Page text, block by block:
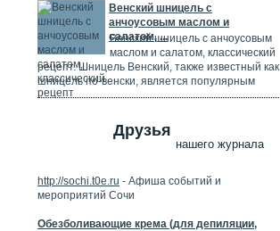
Венский шницель с
анчоусовым маслом и
салатом, ...
Венский шницель с анчоусовым
маслом и салатом, классический
рецепт. Шницель Венский, также известный как
шницель по-венски, является популярным
Друзья
нашего журнала
http://sochi.t0e.ru - Афиша событий и
мероприятий Сочи
Обезболивающие крема (для депиляции,